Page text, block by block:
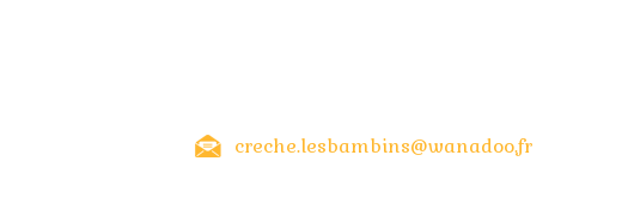
creche.lesbambins@wanadoo.fr